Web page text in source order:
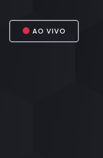
AO VIVO